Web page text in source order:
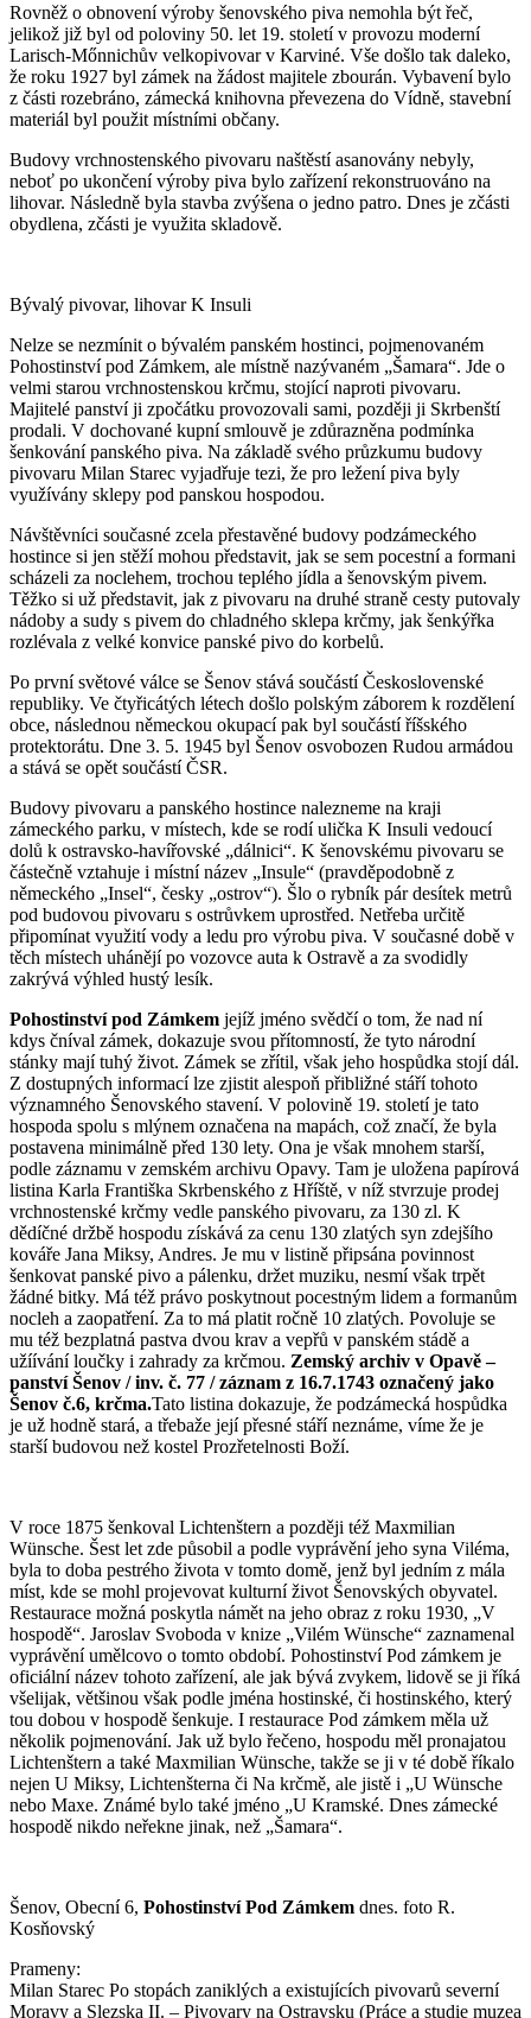
Rovněž o obnovení výroby šenovského piva nemohla být řeč,
jelikož již byl od poloviny 50. let 19. století v provozu moderní
Larisch-Mőnnichův velkopivovar v Karviné. Vše došlo tak daleko,
že roku 1927 byl zámek na žádost majitele zbourán. Vybavení bylo
z části rozebráno, zámecká knihovna převezena do Vídně, stavební
materiál byl použit místními občany.
Budovy vrchnostenského pivovaru naštěstí asanovány nebyly,
neboť po ukončení výroby piva bylo zařízení rekonstruováno na
lihovar. Následně byla stavba zvýšena o jedno patro. Dnes je zčásti
obydlena, zčásti je využita skladově.
Bývalý pivovar, lihovar K Insuli
Nelze se nezmínit o bývalém panském hostinci, pojmenovaném
Pohostinství pod Zámkem, ale místně nazývaném „Šamara“. Jde o
velmi starou vrchnostenskou krčmu, stojící naproti pivovaru.
Majitelé panství ji zpočátku provozovali sami, později ji Skrbenští
prodali. V dochované kupní smlouvě je zdůrazněna podmínka
šenkování panského piva. Na základě svého průzkumu budovy
pivovaru Milan Starec vyjadřuje tezi, že pro ležení piva byly
využívány sklepy pod panskou hospodou.
Návštěvníci současné zcela přestavěné budovy podzámeckého
hostince si jen stěží mohou představit, jak se sem pocestní a formani
scházeli za noclehem, trochou teplého jídla a šenovským pivem.
Těžko si už představit, jak z pivovaru na druhé straně cesty putovaly
nádoby a sudy s pivem do chladného sklepa krčmy, jak šenkýřka
rozlévala z velké konvice panské pivo do korbelů.
Po první světové válce se Šenov stává součástí Československé
republiky. Ve čtyřicátých létech došlo polským záborem k rozdělení
obce, následnou německou okupací pak byl součástí říšského
protektorátu. Dne 3. 5. 1945 byl Šenov osvobozen Rudou armádou
a stává se opět součástí ČSR.
Budovy pivovaru a panského hostince nalezneme na kraji
zámeckého parku, v místech, kde se rodí ulička K Insuli vedoucí
dolů k ostravsko-havířovské „dálnici“. K šenovskému pivovaru se
částečně vztahuje i místní název „Insule“ (pravděpodobně z
německého „Insel“, česky „ostrov“). Šlo o rybník pár desítek metrů
pod budovou pivovaru s ostrůvkem uprostřed. Netřeba určitě
připomínat využití vody a ledu pro výrobu piva. V současné době v
těch místech uhánějí po vozovce auta k Ostravě a za svodidly
zakrývá výhled hustý lesík.
Pohostinství pod Zámkem jejíž jméno svědčí o tom, že nad ní
kdys čníval zámek, dokazuje svou přítomností, že tyto národní
stánky mají tuhý život. Zámek se zřítil, však jeho hospůdka stojí dál.
Z dostupných informací lze zjistit alespoň přibližné stáří tohoto
významného Šenovského stavení. V polovině 19. století je tato
hospoda spolu s mlýnem označena na mapách, což značí, že byla
postavena minimálně před 130 lety. Ona je však mnohem starší,
podle záznamu v zemském archivu Opavy. Tam je uložena papírová
listina Karla Františka Skrbenského z Hříště, v níž stvrzuje prodej
vrchnostenské krčmy vedle panského pivovaru, za 130 zl. K
dědíčné držbě hospodu získává za cenu 130 zlatých syn zdejšího
kováře Jana Miksy, Andres. Je mu v listině připsána povinnost
šenkovat panské pivo a pálenku, držet muziku, nesmí však trpět
žádné bitky. Má též právo poskytnout pocestným lidem a formanům
nocleh a zaopatření. Za to má platit ročně 10 zlatých. Povoluje se
mu též bezplatná pastva dvou krav a vepřů v panském stádě a
užíívání loučky i zahrady za krčmou. Zemský archiv v Opavě –
panství Šenov / inv. č. 77 / záznam z 16.7.1743 označený jako
Šenov č.6, krčma.Tato listina dokazuje, že podzámecká hospůdka
je už hodně stará, a třebaže její přesné stáří neznáme, víme že je
starší budovou než kostel Prozřetelnosti Boží.
V roce 1875 šenkoval Lichtenštern a později též Maxmilian
Wünsche. Šest let zde působil a podle vyprávění jeho syna Viléma,
byla to doba pestrého života v tomto domě, jenž byl jedním z mála
míst, kde se mohl projevovat kulturní život Šenovských obyvatel.
Restaurace možná poskytla námět na jeho obraz z roku 1930, „V
hospodě“. Jaroslav Svoboda v knize „Vilém Wünsche“ zaznamenal
vyprávění umělcovo o tomto období. Pohostinství Pod zámkem je
oficiální název tohoto zařízení, ale jak bývá zvykem, lidově se ji říká
všelijak, většinou však podle jména hostinské, či hostinského, který
tou dobou v hospodě šenkuje. I restaurace Pod zámkem měla už
několik pojmenování. Jak už bylo řečeno, hospodu měl pronajatou
Lichtenštern a také Maxmilian Wünsche, takže se ji v té době říkalo
nejen U Miksy, Lichtenšterna či Na krčmě, ale jistě i „U Wünsche
nebo Maxe. Známé bylo také jméno „U Kramské. Dnes zámecké
hospodě nikdo neřekne jinak, než „Šamara“.
Šenov, Obecní 6, Pohostinství Pod Zámkem dnes. foto R.
Kosňovský
Prameny:
Milan Starec Po stopách zaniklých a existujících pivovarů severní
Moravy a Slezska II. – Pivovary na Ostravsku (Práce a studie muzea